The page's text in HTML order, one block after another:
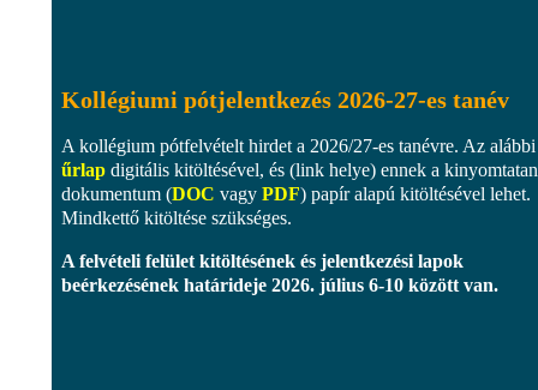
Kollégiumi pótjelentkezés 2026-27-es tanév
A kollégium pótfelvételt hirdet a 2026/27-es tanévre. Az alábbi
űrlap digitális kitöltésével, és (link helye) ennek a
dokumentum (DOC vagy PDF) papír alapú kitöltésével lehet.
Mindkettő kitöltése szükséges.
A felvételi felület kitöltésének és jelentkezési lapok
beérkezésének határideje 2026. július 6-10 között van.